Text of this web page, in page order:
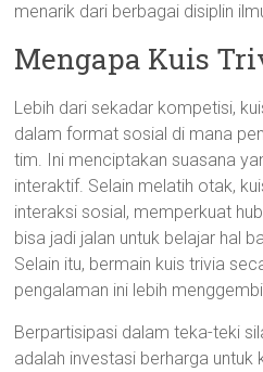
menarik dari berbagai disiplin
Mengapa Kuis
Lebih dari sekadar kompetisi,
dalam format sosial di mana
tim. Ini menciptakan suasana
interaktif. Selain melatih otak,
interaksi sosial, memperkuat
bisa jadi jalan untuk belajar hal
Selain itu, bermain kuis trivia
pengalaman ini lebih
Berpartisipasi dalam teka-teki
adalah investasi berharga untuk